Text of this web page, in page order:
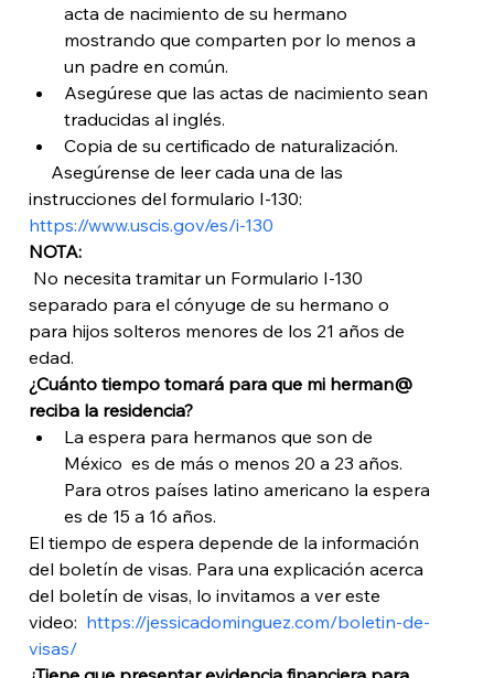
acta de nacimiento de su hermano
mostrando que comparten por lo menos a
un padre en común.
Asegúrese que las actas de nacimiento sean
traducidas al inglés.
Copia de su certificado de naturalización.
Asegúrense de leer cada una de las
instrucciones del formulario I-130:
https://www.uscis.gov/es/i-130
NOTA:
No necesita tramitar un Formulario I-130
separado para el cónyuge de su hermano o
para hijos solteros menores de los 21 años de
edad.
¿Cuánto tiempo tomará para que mi herman@
reciba la residencia?
La espera para hermanos que son de
México  es de más o menos 20 a 23 años.
Para otros países latino americano la espera
es de 15 a 16 años.
El tiempo de espera depende de la información
del boletín de visas. Para una explicación acerca
del boletín de visas, lo invitamos a ver este
video: https://jessicadominguez.com/boletin-de-
visas/